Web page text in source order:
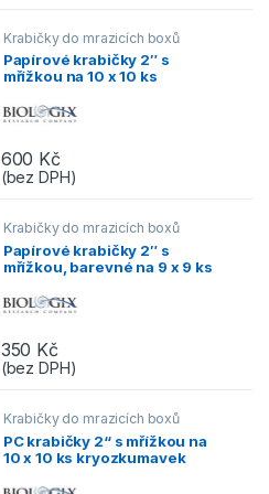
Krabičky do mrazicích boxů
Papírové krabičky 2″ s
mřížkou na 10 x 10 ks
600 Kč
(bez DPH)
Tento produkt má více variant.
Krabičky do mrazicích boxů
Papírové krabičky 2″ s
mřížkou, barevné na 9 x 9 ks
350 Kč
(bez DPH)
Tento produkt má více variant.
Krabičky do mrazicích boxů
PC krabičky 2“ s mřížkou na
10 x 10 ks kryozkumavek